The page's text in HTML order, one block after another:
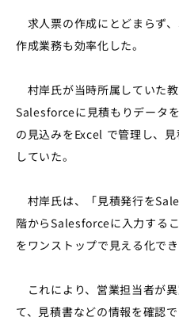
求人票の作成にとどまらず
作成業務も効率化した。
村岸氏が当時所属していた
Salesforceに見積もりデータ
の見込みをExcel で管理し、
していた。
村岸氏は、「見積発行を
階からSalesforceに入力する
をワンストップで見える化で
これにより、営業担当者が
て、見積書などの情報を確認